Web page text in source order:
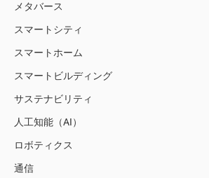
メタバース
スマートシティ
スマートホーム
スマートビルディング
サステナビリティ
人工知能（AI）
ロボティクス
通信